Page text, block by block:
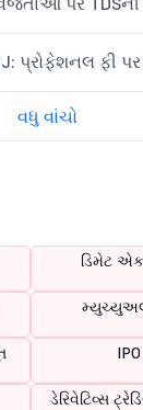
પ્રોફેશનલ ફી પર
વધુ વાંચો
ડિમેટ
IPO
ડેરિવેટિવ્સ